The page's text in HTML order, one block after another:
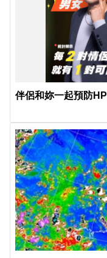
伴侶和妳一起預防